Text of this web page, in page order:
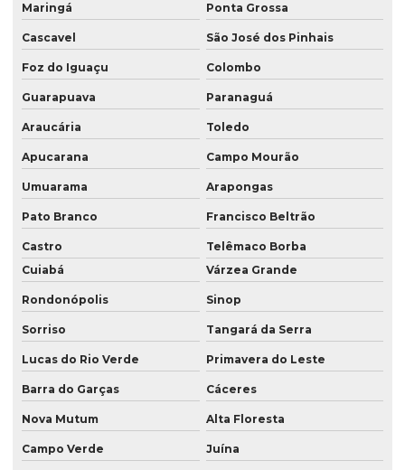
Prestação de serviços de topografia
Serviço de consultoria ambiental em londrina
Serviço de consultoria ambiental em londrina pr
Serviço de consultoria ambiental no paraná
Serviço de consultoria ambiental no pr
Serviço de consultoria ambiental em presidente prudente
Serviço de consultoria ambiental em presidente prudente sp
Serviço de consultoria ambiental em são paulo
Serviço de georreferenciamento em londrina
Serviço de georreferenciamento no paraná
Maringá Ponta Grossa
Cascavel São José dos Pinhais
Foz do Iguaçu Colombo
Guarapuava Paranaguá
Araucária Toledo
Apucarana Campo Mourão
Umuarama Arapongas
Pato Branco Francisco Beltrão
Castro
Telêmaco Borba
Cuiabá
Várzea Grande
Rondonópolis Sinop
Sorriso Tangará da Serra
Lucas do Rio Verde Primavera do Leste
Barra do Garças Cáceres
Nova Mutum Alta Floresta
Campo Verde Juína